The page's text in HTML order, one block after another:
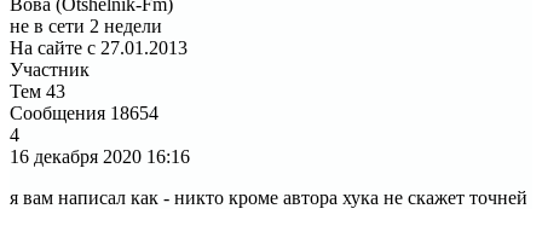
не в сети 2 недели
На сайте с 27.01.2013
Участник
Тем 43
Сообщения 18654
4
16 декабря 2020 16:16
я вам написал как - никто кроме автора хука не скажет точней